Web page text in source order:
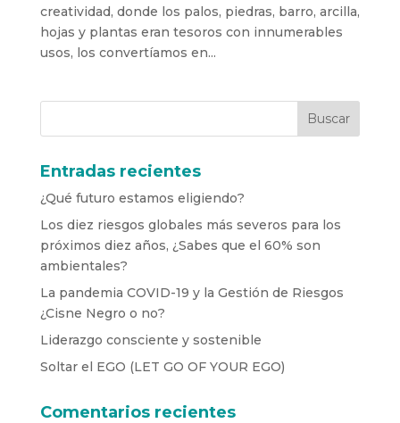
creatividad, donde los palos, piedras, barro, arcilla,
hojas y plantas eran tesoros con innumerables
usos, los convertíamos en...
Entradas recientes
¿Qué futuro estamos eligiendo?
Los diez riesgos globales más severos para los
próximos diez años, ¿Sabes que el 60% son
ambientales?
La pandemia COVID-19 y la Gestión de Riesgos
¿Cisne Negro o no?
Liderazgo consciente y sostenible
Soltar el EGO (LET GO OF YOUR EGO)
Comentarios recientes